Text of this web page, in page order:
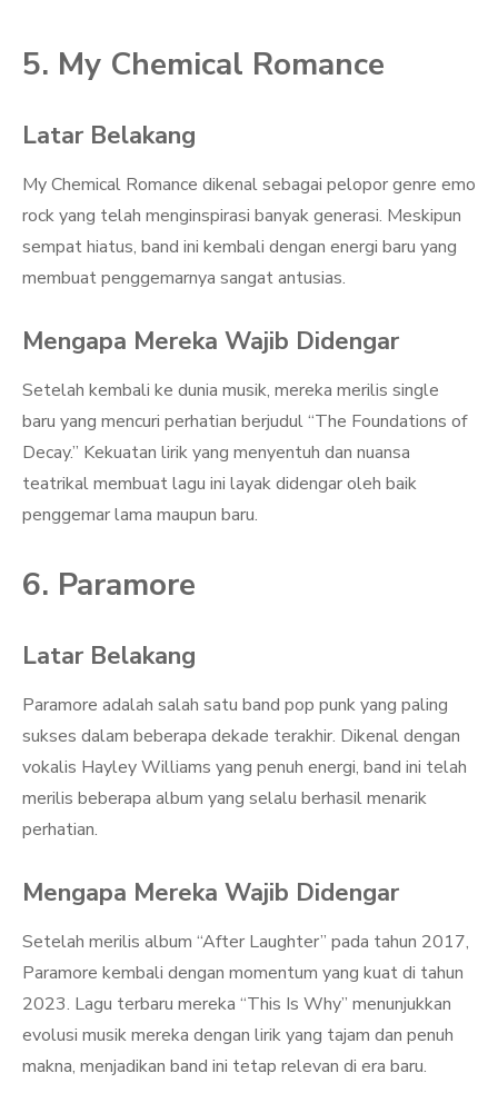
5. My Chemical Romance
Latar Belakang
My Chemical Romance dikenal sebagai pelopor genre emo
rock yang telah menginspirasi banyak generasi. Meskipun
sempat hiatus, band ini kembali dengan energi baru yang
membuat penggemarnya sangat antusias.
Mengapa Mereka Wajib Didengar
Setelah kembali ke dunia musik, mereka merilis single
baru yang mencuri perhatian berjudul “The Foundations of
Decay.” Kekuatan lirik yang menyentuh dan nuansa
teatrikal membuat lagu ini layak didengar oleh baik
penggemar lama maupun baru.
6. Paramore
Latar Belakang
Paramore adalah salah satu band pop punk yang paling
sukses dalam beberapa dekade terakhir. Dikenal dengan
vokalis Hayley Williams yang penuh energi, band ini telah
merilis beberapa album yang selalu berhasil menarik
perhatian.
Mengapa Mereka Wajib Didengar
Setelah merilis album “After Laughter” pada tahun 2017,
Paramore kembali dengan momentum yang kuat di tahun
2023. Lagu terbaru mereka “This Is Why” menunjukkan
evolusi musik mereka dengan lirik yang tajam dan penuh
makna, menjadikan band ini tetap relevan di era baru.